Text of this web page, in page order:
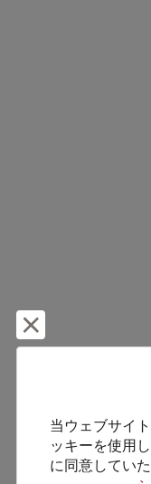
当ウェブサイ
ッキーを使用
に同意してい